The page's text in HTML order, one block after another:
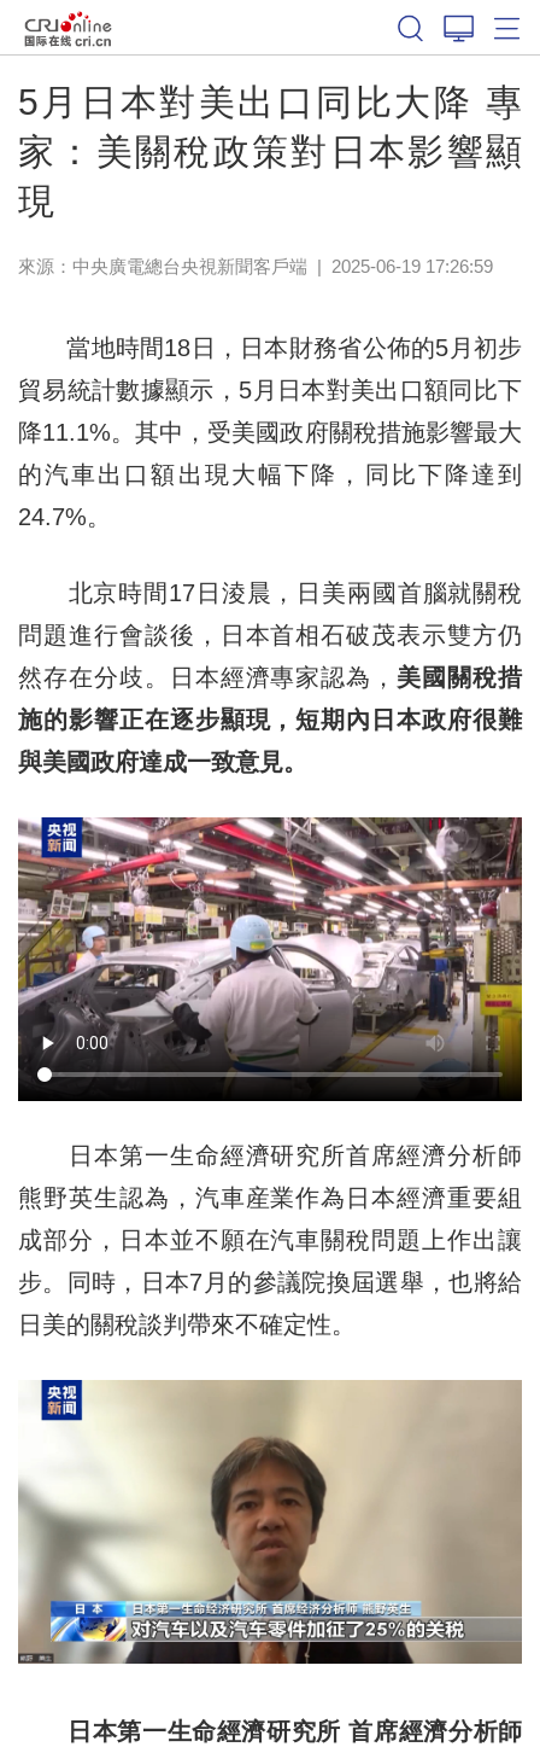
5月日本對美出口同比大降 專
家：美關稅政策對日本影響顯
現
來源： 中央廣電總台央視新聞客戶端 | 2025-06-19 17:26:59
當地時間18日，日本財務省公佈的5月初步
貿易統計數據顯示，5月日本對美出口額同比下
降11.1%。其中，受美國政府關稅措施影響最大
的汽車出口額出現大幅下降，同比下降達到
24.7%。
北京時間17日淩晨，日美兩國首腦就關稅
問題進行會談後，日本首相石破茂表示雙方仍
然存在分歧。日本經濟專家認為， 美國關稅措
施的影響正在逐步顯現，短期內日本政府很難
與美國政府達成一致意見。
日本第一生命經濟研究所首席經濟分析師
熊野英生認為，汽車産業作為日本經濟重要組
成部分，日本並不願在汽車關稅問題上作出讓
步。同時，日本7月的參議院換屆選舉，也將給
日美的關稅談判帶來不確定性。
日本第一生命經濟研究所 首席經濟分析師